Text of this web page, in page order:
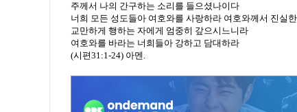
주께서 나의 간구하는 소리를 들으셨나이다
너희 모든 성도들아 여호와를 사랑하라 여호와께서 진실
교만하게 행하는 자에게 엄중히 갚으시느니라
여호와를 바라는 너희들아 강하고 담대하라
(시편31:1-24) 아멘.